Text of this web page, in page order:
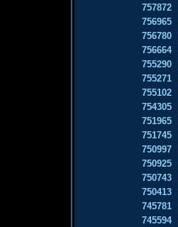
757872
756965
756780
756664
755290
755271
755102
754305
751965
751745
750997
750925
750743
750413
745781
745594